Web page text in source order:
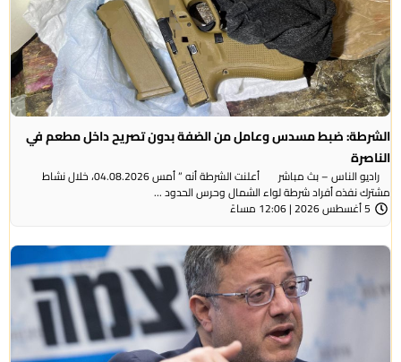
الشرطة: ضبط مسدس وعامل من الضفة بدون تصريح داخل مطعم في
الناصرة
راديو الناس – بث مباشر أعلنت الشرطة أنه ” أمس 04.08.2026، خلال نشاط
مشترك نفذه أفراد شرطة لواء الشمال وحرس الحدود ...
5 أغسطس 2026 | 12:06 مساءً